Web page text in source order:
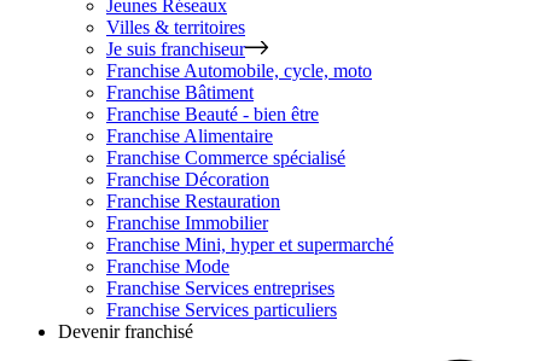
Jeunes Réseaux
Villes & territoires
Je suis franchiseur
Franchise Automobile, cycle, moto
Franchise Bâtiment
Franchise Beauté - bien être
Franchise Alimentaire
Franchise Commerce spécialisé
Franchise Décoration
Franchise Restauration
Franchise Immobilier
Franchise Mini, hyper et supermarché
Franchise Mode
Franchise Services entreprises
Franchise Services particuliers
Devenir franchisé